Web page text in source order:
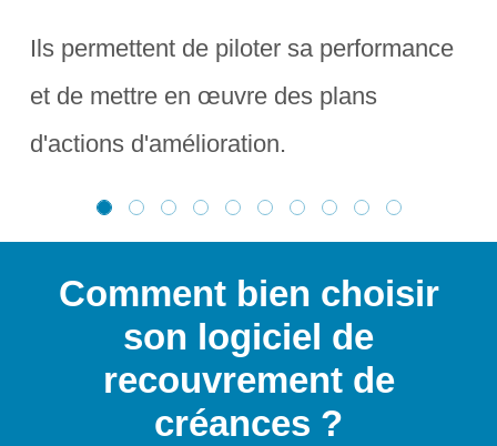
Ils permettent de piloter sa performance
et de mettre en œuvre des plans
d'actions d'amélioration.
Comment bien choisir
son logiciel de
recouvrement de
créances ?